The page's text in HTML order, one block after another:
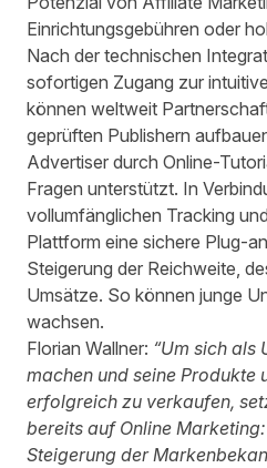
Einrichtungsgebühren oder
Nach der technischen
sofortigen Zugang zur
können weltweit
geprüften Publishern
Advertiser durch Online-
Fragen unterstützt. In
vollumfänglichen Tracking
Plattform eine sichere Plug-
Steigerung der Reichweite,
Umsätze. So können junge
wachsen.
Florian Wallner: “Um sich als
machen und seine Produkte
erfolgreich zu verkaufen,
bereits auf Online
Steigerung der